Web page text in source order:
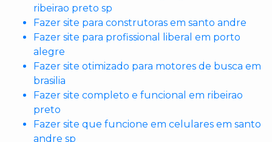
ribeirao preto sp
Fazer site para construtoras em santo andre
Fazer site para profissional liberal em porto
alegre
Fazer site otimizado para motores de busca em
brasilia
Fazer site completo e funcional em ribeirao
preto
Fazer site que funcione em celulares em santo
andre sp